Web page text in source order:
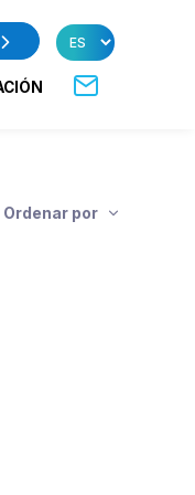
Ordenar por